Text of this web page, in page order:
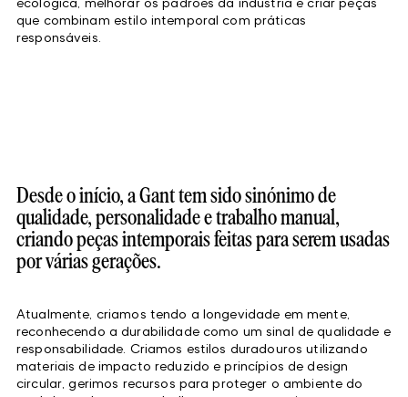
que combinam estilo intemporal com práticas
responsáveis.
Desde o início, a Gant tem sido sinónimo de
qualidade, personalidade e trabalho manual,
criando peças intemporais feitas para serem usadas
por várias gerações.
Atualmente, criamos tendo a longevidade em mente,
reconhecendo a durabilidade como um sinal de qualidade e
responsabilidade. Criamos estilos duradouros utilizando
materiais de impacto reduzido e princípios de design
circular, gerimos recursos para proteger o ambiente do